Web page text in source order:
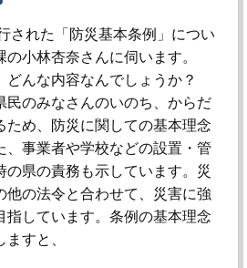
された「防災基本条例」につい
小林杏奈さんに伺います。
んな内容なんでしょうか？
のみなさんのいのち、からだ
ため、防災に関しての基本理念
、事業者や学校などの設置・管
の県の責務も示しています。災
他の法令と合わせて、災害に強
指しています。条例の基本理念
すと、